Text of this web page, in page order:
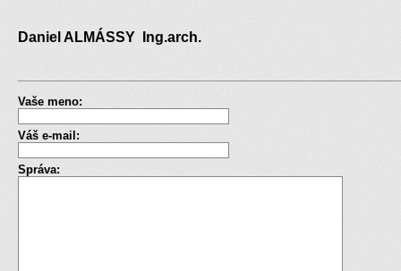
Daniel ALMÁSSY Ing.arch.
Vaše meno:
Váš e-mail:
Správa: